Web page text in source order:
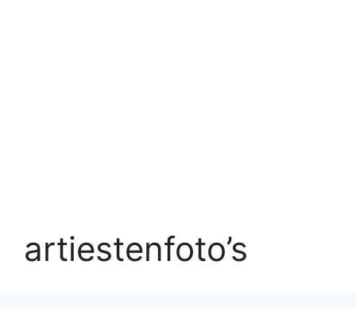
artiestenfoto’s